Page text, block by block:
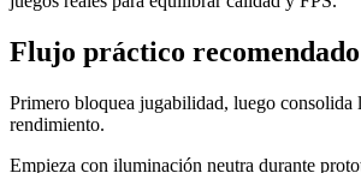
Flujo práctico recomendado
Primero bloquea jugabilidad, luego consolida
rendimiento.
Empieza con iluminación neutra durante